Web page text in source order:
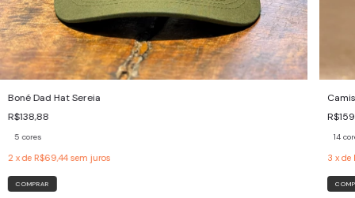
Boné Dad Hat Sereia
R$138,88
5 cores
2 x de R$69,44 sem juros
COMPRAR
14
3 x de